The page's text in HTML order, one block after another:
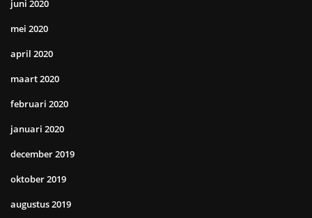
juni 2020
mei 2020
april 2020
maart 2020
februari 2020
januari 2020
december 2019
oktober 2019
augustus 2019